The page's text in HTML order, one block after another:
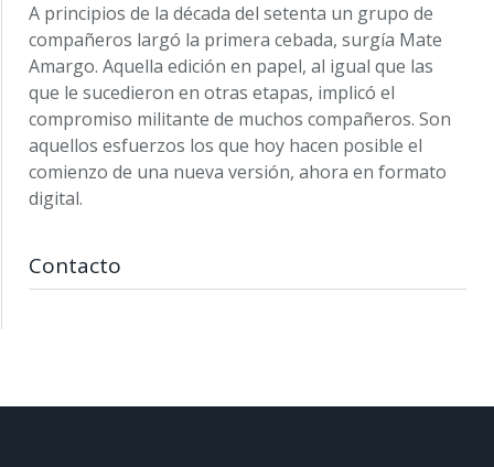
A principios de la década del setenta un grupo de
compañeros largó la primera cebada, surgía Mate
Amargo. Aquella edición en papel, al igual que las
que le sucedieron en otras etapas, implicó el
compromiso militante de muchos compañeros. Son
aquellos esfuerzos los que hoy hacen posible el
comienzo de una nueva versión, ahora en formato
digital.
Contacto